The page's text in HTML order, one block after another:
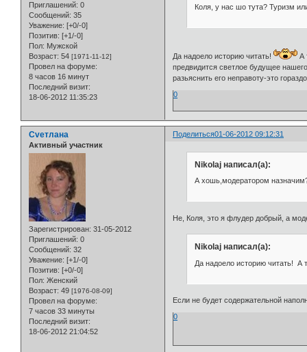
Приглашений: 0
Сообщений: 35
Уважение: [+0/-0]
Позитив: [+1/-0]
Пол: Мужской
Возраст: 54 [1971-11-12]
Провел на форуме:
8 часов 16 минут
Последний визит:
18-06-2012 11:35:23
Коля, у нас шо тута? Туризм
Да надоело историю читать! А
предвидится светлое будущее
разьяснить его неправоту-это
0
Поделиться01-06-2012 09:12:31
Cveтлана
Активный участник
Зарегистрирован: 31-05-2012
Приглашений: 0
Сообщений: 32
Уважение: [+1/-0]
Позитив: [+0/-0]
Пол: Женский
Возраст: 49 [1976-08-09]
Провел на форуме:
7 часов 33 минуты
Последний визит:
18-06-2012 21:04:52
Nikolaj написал(а):
А хошь,модератором
Не, Коля, это я флудер добрый, а
Nikolaj написал(а):
Да надоело историю читать! А
Если не будет содержательной
0